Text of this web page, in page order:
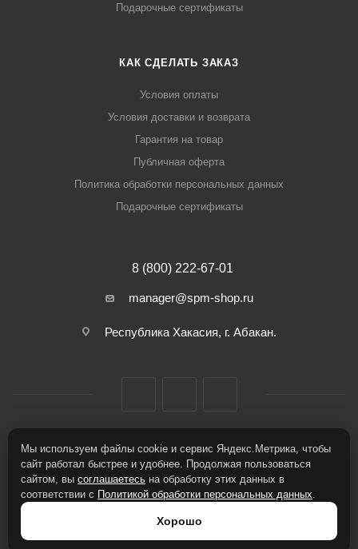
Подарочные сертификаты
КАК СДЕЛАТЬ ЗАКАЗ
Условия оплаты
Условия доставки и возврата
Гарантия на товар
Публичная оферта
Политика обработки персональных данных
Подарочные сертификаты
8 (800) 222-67-01
manager@spm-shop.ru
Республика Хакасия, г. Абакан.
2026 © Спорт+Мода
Мы используем файлы cookie и сервис Яндекс.Метрика, чтобы
сайт работал быстрее и удобнее. Продолжая пользоваться
сайтом, вы соглашаетесь на обработку этих данных в
соответствии с Политикой обработки персональных данных.
Хорошо